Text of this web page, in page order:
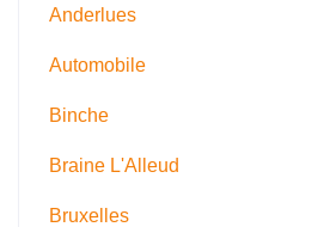
Anderlues
Automobile
Binche
Braine L'Alleud
Bruxelles